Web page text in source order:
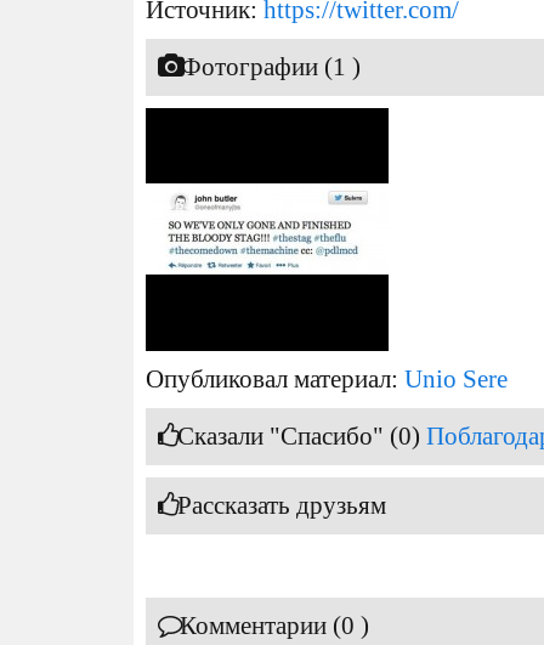
Источник: https://twitter.com/
Фотографии (1 )
Опубликовал материал: Unio Sere
Сказали "Спасибо" (0)
Рассказать друзьям
Комментарии (0 )